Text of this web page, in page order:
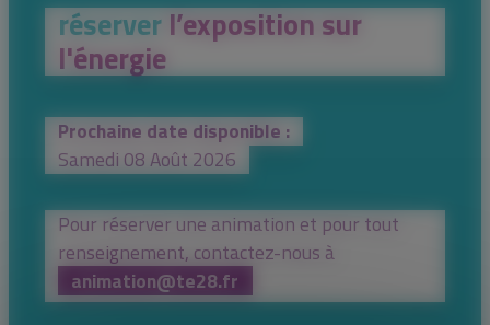
réserver l’exposition sur
l'énergie
Prochaine date disponible :
Samedi 08 Août 2026
Pour réserver une animation et pour tout
renseignement, contactez-nous à
animation@te28.fr